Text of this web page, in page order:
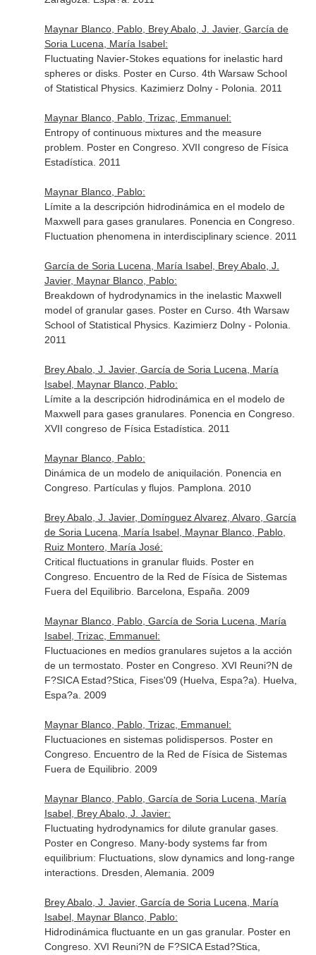
Maynar Blanco, Pablo, Brey Abalo, J. Javier, García de
Soria Lucena, María Isabel:
Fluctuating Navier-Stokes equations for inelastic hard
spheres or disks. Poster en Curso. 4th Warsaw School
of Statistical Physics. Kazimierz Dolny - Polonia. 2011
Maynar Blanco, Pablo, Trizac, Emmanuel:
Entropy of continuous mixtures and the measure
problem. Poster en Congreso. XVII congreso de Física
Estadística. 2011
Maynar Blanco, Pablo:
Límite a la descripción hidrodinámica en el modelo de
Maxwell para gases granulares. Ponencia en Congreso.
Fluctuation phenomena in interdisciplinary science. 2011
García de Soria Lucena, María Isabel, Brey Abalo, J.
Javier, Maynar Blanco, Pablo:
Breakdown of hydrodynamics in the inelastic Maxwell
model of granular gases. Poster en Curso. 4th Warsaw
School of Statistical Physics. Kazimierz Dolny - Polonia.
2011
Brey Abalo, J. Javier, García de Soria Lucena, María
Isabel, Maynar Blanco, Pablo:
Límite a la descripción hidrodinámica en el modelo de
Maxwell para gases granulares. Ponencia en Congreso.
XVII congreso de Física Estadística. 2011
Maynar Blanco, Pablo:
Dinámica de un modelo de aniquilación. Ponencia en
Congreso. Partículas y flujos. Pamplona. 2010
Brey Abalo, J. Javier, Domínguez Alvarez, Alvaro, García
de Soria Lucena, María Isabel, Maynar Blanco, Pablo,
Ruiz Montero, María José:
Critical fluctuations in granular fluids. Poster en
Congreso. Encuentro de la Red de Física de Sistemas
Fuera del Equilibrio. Barcelona, España. 2009
Maynar Blanco, Pablo, García de Soria Lucena, María
Isabel, Trizac, Emmanuel:
Fluctuaciones en medios granulares sujetos a la acción
de un termostato. Poster en Congreso. XVI Reuni?N de
F?SICA Estad?Stica, Fises'09 (Huelva, Espa?a). Huelva,
Espa?a. 2009
Maynar Blanco, Pablo, Trizac, Emmanuel:
Fluctuaciones en sistemas polidispersos. Poster en
Congreso. Encuentro de la Red de Física de Sistemas
Fuera de Equilibrio. 2009
Maynar Blanco, Pablo, García de Soria Lucena, María
Isabel, Brey Abalo, J. Javier:
Fluctuating hydrodynamics for dilute granular gases.
Poster en Congreso. Many-body systems far from
equilibrium: Fluctuations, slow dynamics and long-range
interactions. Dresden, Alemania. 2009
Brey Abalo, J. Javier, García de Soria Lucena, María
Isabel, Maynar Blanco, Pablo:
Hidrodinámica fluctuante en un gas granular. Poster en
Congreso. XVI Reuni?N de F?SICA Estad?Stica,